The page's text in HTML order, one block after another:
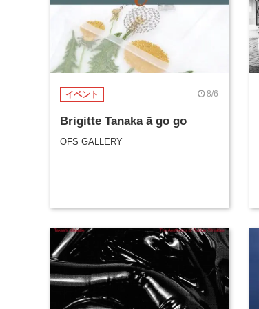
イベント 8/6
Brigitte Tanaka ā go go
OFS GALLERY